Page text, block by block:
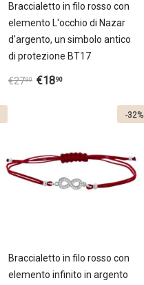
Braccialetto in filo rosso con
elemento L'occhio di Nazar
d'argento, un simbolo antico
di protezione BT17
€2790 €1890
Braccialetto in filo rosso con
elemento infinito in argento
-32%